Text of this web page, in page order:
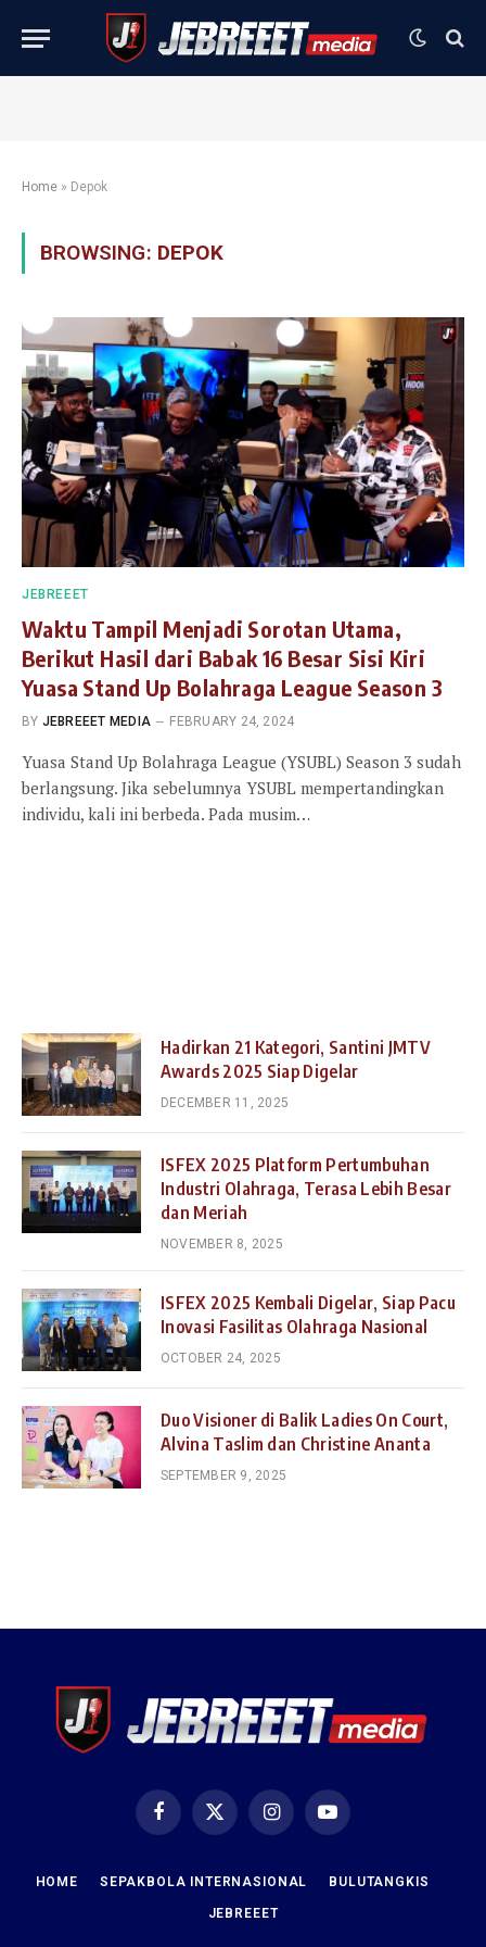
Home » Depok
BROWSING: DEPOK
JEBREEET
Waktu Tampil Menjadi Sorotan Utama,
Berikut Hasil dari Babak 16 Besar Sisi Kiri
Yuasa Stand Up Bolahraga League Season 3
BY JEBREEET MEDIA FEBRUARY 24, 2024
Yuasa Stand Up Bolahraga League (YSUBL) Season 3 sudah
berlangsung. Jika sebelumnya YSUBL mempertandingkan
individu, kali ini berbeda. Pada musim…
Hadirkan 21 Kategori, Santini JMTV
Awards 2025 Siap Digelar
DECEMBER 11, 2025
ISFEX 2025 Platform Pertumbuhan
Industri Olahraga, Terasa Lebih Besar
dan Meriah
NOVEMBER 8, 2025
ISFEX 2025 Kembali Digelar, Siap Pacu
Inovasi Fasilitas Olahraga Nasional
OCTOBER 24, 2025
Duo Visioner di Balik Ladies On Court,
Alvina Taslim dan Christine Ananta
SEPTEMBER 9, 2025
FacebookX
(Twitter)
InstagramYouTube
HOME SEPAKBOLA INTERNASIONAL BULUTANGKIS
JEBREEET